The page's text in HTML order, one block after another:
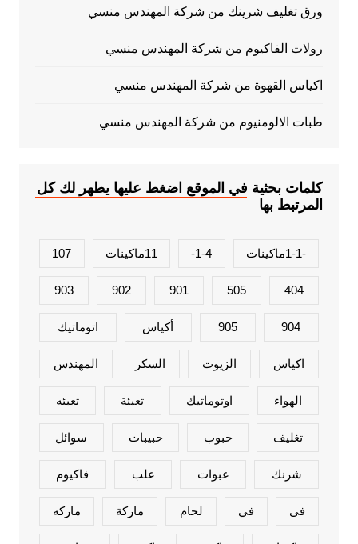
ورق تغليف شرينك من شركة المهندس منسي
رولات الفاكيوم من شركة المهندس منسي
اكياس القهوة من شركة المهندس منسي
طبات الالومنيوم من شركة المهندس منسي
كلمات بحثية في الموقع اضغط عليها يطهر لك كل
المرتبط بها
-1-1ماكينات 1-4- 11ماكينات 107
404
505
901
902
903
904
905 أكياس اتوماتيك
اكياس الزيوت السكر المهندس
الهواء اوتوماتيك تعبئة تعبئه
تغليف حبوب حبيبات سوائل
شرنك عبوات علب فاكيوم
فى في لحام ماركة ماركه